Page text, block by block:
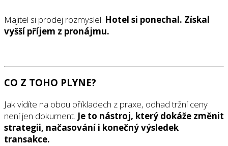
Majitel si prodej rozmyslel. Hotel si ponechal. Získal
vyšší příjem z pronájmu.
CO Z TOHO PLYNE?
Jak vidíte na obou příkladech z praxe, odhad tržní ceny
není jen dokument. Je to nástroj, který dokáže změnit
strategii, načasování i konečný výsledek
transakce.